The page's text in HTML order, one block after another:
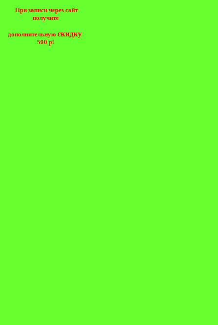
При записи через сайт
получите
дополнительную скидку
500 р!